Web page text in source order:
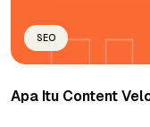
SEO
Apa Itu Content